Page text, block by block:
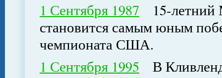
1 Сентября 1987 15-летний
становится самым юным
чемпионата США.
1 Сентября 1995 В